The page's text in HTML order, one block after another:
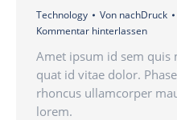
Technology Von nachDruck
Kommentar hinterlassen
Amet ipsum id sem
quat id vitae dolor.
rhoncus ullamcorper
lorem.